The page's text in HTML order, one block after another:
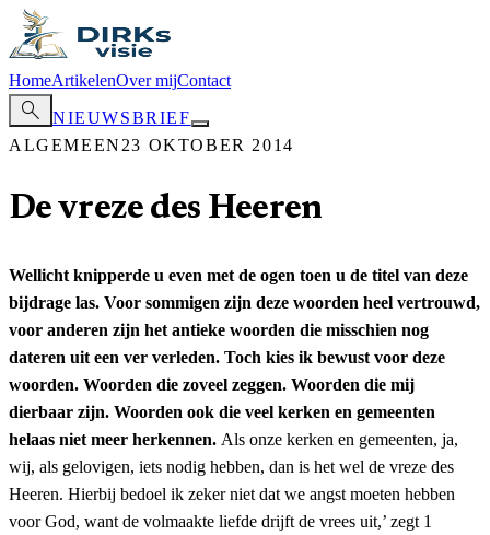
HomeArtikelenOver mijContact
search
NIEUWSBRIEF
ALGEMEEN 23 OKTOBER 2014
De vreze des Heeren
Wellicht knipperde u even met de ogen toen u de titel van deze
bijdrage las. Voor sommigen zijn deze woorden heel vertrouwd,
voor anderen zijn het antieke woorden die misschien nog
dateren uit een ver verleden. Toch kies ik bewust voor deze
woorden. Woorden die zoveel zeggen. Woorden die mij
dierbaar zijn. Woorden ook die veel kerken en gemeenten
helaas niet meer herkennen. Als onze kerken en gemeenten, ja,
wij, als gelovigen, iets nodig hebben, dan is het wel de vreze des
Heeren. Hierbij bedoel ik zeker niet dat we angst moeten hebben
voor God, want de volmaakte liefde drijft de vrees uit,’ zegt 1